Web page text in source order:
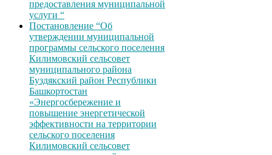
предоставления муниципальной
услуги “
Постановление “Об
утверждении муниципальной
программы сельского поселения
Килимовский сельсовет
муниципального района
Буздякский район Республики
Башкортостан
«Энергосбережение и
повышение энергетической
эффективности на территории
сельского поселения
Килимовский сельсовет